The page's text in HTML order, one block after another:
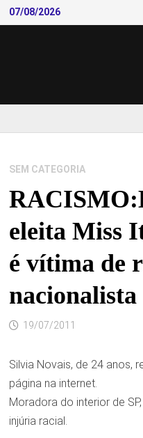
Skip
to
07/08/2026
SEM CATEGORIA
eleita Miss
é vítima de
nacionalista
19/07/2011
Silvia Novais, de 24 anos,
página na internet.
Moradora do interior de
injúria racial.